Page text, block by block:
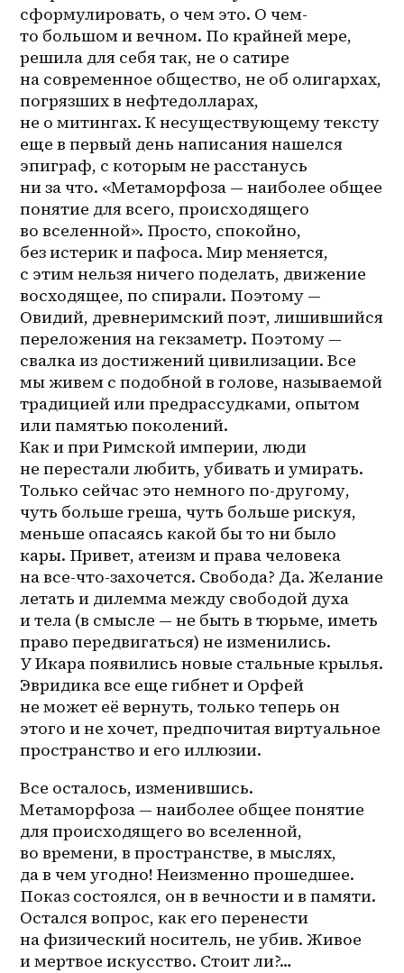
сформулировать, о чем это. О чем-
то большом и вечном. По крайней мере,
решила для себя так, не о сатире
на современное общество, не об олигархах,
погрязших в нефтедолларах,
не о митингах. К несуществующему тексту
еще в первый день написания нашелся
эпиграф, с которым не расстанусь
ни за что. «Метаморфоза — наиболее общее
понятие для всего, происходящего
во вселенной». Просто, спокойно,
без истерик и пафоса. Мир меняется,
с этим нельзя ничего поделать, движение
восходящее, по спирали. Поэтому —
Овидий, древнеримский поэт, лишившийся
переложения на гекзаметр. Поэтому —
свалка из достижений цивилизации. Все
мы живем с подобной в голове, называемой
традицией или предрассудками, опытом
или памятью поколений.
Как и при Римской империи, люди
не перестали любить, убивать и умирать.
Только сейчас это немного по-другому,
чуть больше греша, чуть больше рискуя,
меньше опасаясь какой бы то ни было
кары. Привет, атеизм и права человека
на все-что-захочется. Свобода? Да. Желание
летать и дилемма между свободой духа
и тела (в смысле — не быть в тюрьме, иметь
право передвигаться) не изменились.
У Икара появились новые стальные крылья.
Эвридика все еще гибнет и Орфей
не может её вернуть, только теперь он
этого и не хочет, предпочитая виртуальное
пространство и его иллюзии.
Все осталось, изменившись.
Метаморфоза — наиболее общее понятие
для происходящего во вселенной,
во времени, в пространстве, в мыслях,
да в чем угодно! Неизменно прошедшее.
Показ состоялся, он в вечности и в памяти.
Остался вопрос, как его перенести
на физический носитель, не убив. Живое
и мертвое искусство. Стоит ли?…